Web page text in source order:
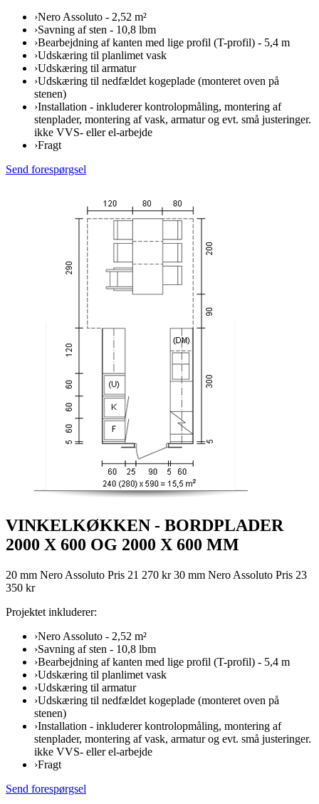
›Nero Assoluto - 2,52 m²
›Savning af sten - 10,8 lbm
›Bearbejdning af kanten med lige profil (T-profil) - 5,4 m
›Udskæring til planlimet vask
›Udskæring til armatur
›Udskæring til nedfældet kogeplade (monteret oven på
stenen)
›Installation - inkluderer kontrolopmåling, montering af
stenplader, montering af vask, armatur og evt. små justeringer.
ikke VVS- eller el-arbejde
›Fragt
Send forespørgsel
VINKELKØKKEN - BORDPLADER
2000 X 600 OG 2000 X 600 MM
20 mm Nero Assoluto Pris 21 270 kr 30 mm Nero Assoluto Pris 23
350 kr
Projektet inkluderer:
›Nero Assoluto - 2,52 m²
›Savning af sten - 10,8 lbm
›Bearbejdning af kanten med lige profil (T-profil) - 5,4 m
›Udskæring til planlimet vask
›Udskæring til armatur
›Udskæring til nedfældet kogeplade (monteret oven på
stenen)
›Installation - inkluderer kontrolopmåling, montering af
stenplader, montering af vask, armatur og evt. små justeringer.
ikke VVS- eller el-arbejde
›Fragt
Send forespørgsel